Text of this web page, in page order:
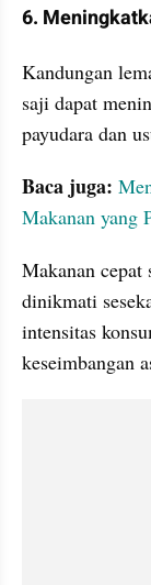
6.
Kandungan
saji dapat
payudara dan
Baca juga:
Makanan yang
Makanan cepat
dinikmati
intensitas
keseimbangan